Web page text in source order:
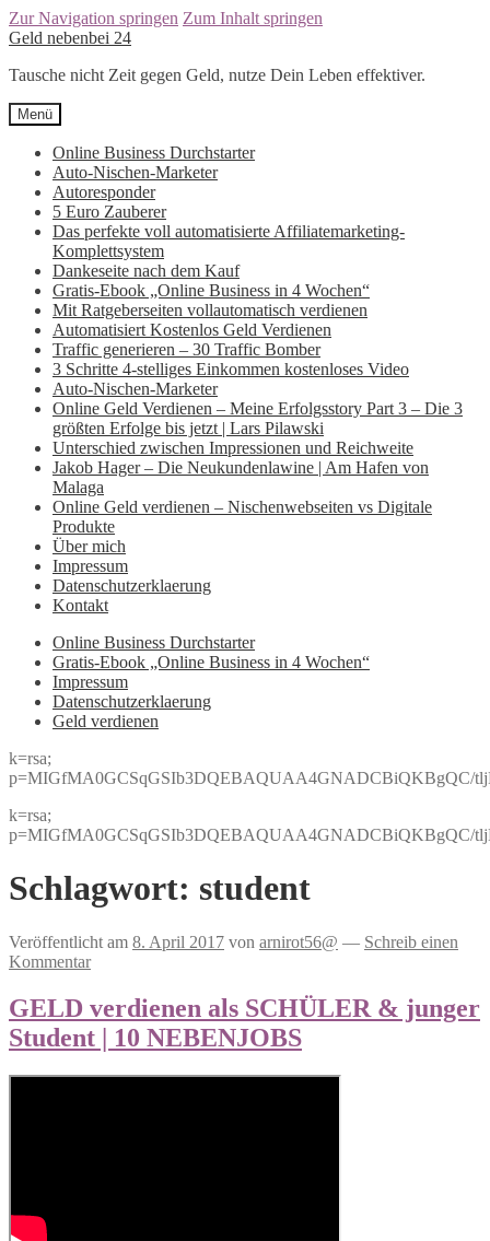
Zur Navigation springen Zum Inhalt springen
Geld nebenbei 24
Tausche nicht Zeit gegen Geld, nutze Dein Leben effektiver.
Menü
Online Business Durchstarter
Auto-Nischen-Marketer
Autoresponder
5 Euro Zauberer
Das perfekte voll automatisierte Affiliatemarketing-
Komplettsystem
Dankeseite nach dem Kauf
Gratis-Ebook „Online Business in 4 Wochen“
Mit Ratgeberseiten vollautomatisch verdienen
Automatisiert Kostenlos Geld Verdienen
Traffic generieren – 30 Traffic Bomber
3 Schritte 4-stelliges Einkommen kostenloses Video
Auto-Nischen-Marketer
Online Geld Verdienen – Meine Erfolgsstory Part 3 – Die 3
größten Erfolge bis jetzt | Lars Pilawski
Unterschied zwischen Impressionen und Reichweite
Jakob Hager – Die Neukundenlawine | Am Hafen von
Malaga
Online Geld verdienen – Nischenwebseiten vs Digitale
Produkte
Über mich
Impressum
Datenschutzerklaerung
Kontakt
Online Business Durchstarter
Gratis-Ebook „Online Business in 4 Wochen“
Impressum
Datenschutzerklaerung
Geld verdienen
k=rsa;
p=MIGfMA0GCSqGSIb3DQEBAQUAA4GNADCBiQKBgQC/
k=rsa;
p=MIGfMA0GCSqGSIb3DQEBAQUAA4GNADCBiQKBgQC/
Schlagwort: student
Veröffentlicht am 8. April 2017 von arnirot56@ — Schreib einen
Kommentar
GELD verdienen als SCHÜLER & junger
Student | 10 NEBENJOBS